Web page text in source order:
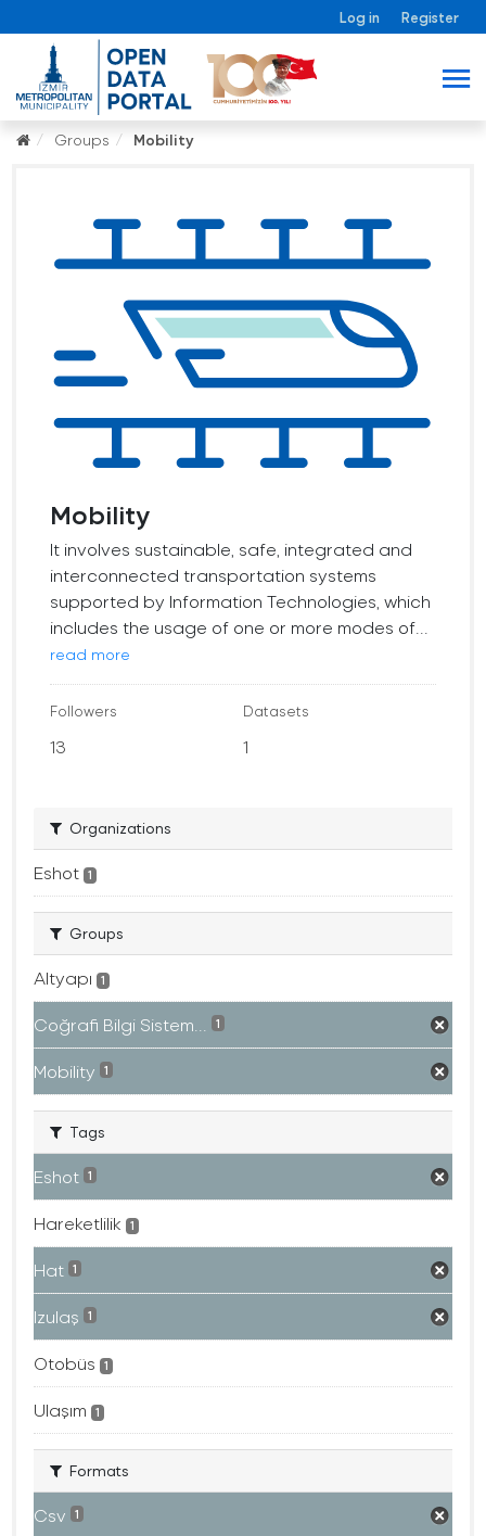
Log in Register
Groups Mobility
Mobility
It involves sustainable, safe, integrated and
interconnected transportation systems
supported by Information Technologies, which
includes the usage of one or more modes of...
read more
Followers
13
Datasets
1
Organizations
Eshot 1
Groups
Altyapı 1
Coğrafi Bilgi Sistem... 1
Mobility 1
Tags
Eshot 1
Hareketlilik 1
Hat 1
Izulaş 1
Otobüs 1
Ulaşım 1
Formats
Csv 1